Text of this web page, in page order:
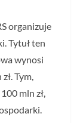
organizuje
Tytuł ten
wynosi
Tym,
mln zł,